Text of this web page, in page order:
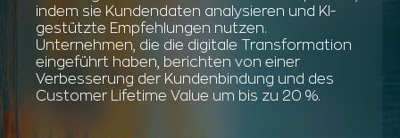
indem sie Kundendaten analysieren und KI-
gestützte Empfehlungen nutzen.
Unternehmen, die die digitale Transformation
eingeführt haben, berichten von einer
Verbesserung der Kundenbindung und des
Customer Lifetime Value um bis zu 20 %.